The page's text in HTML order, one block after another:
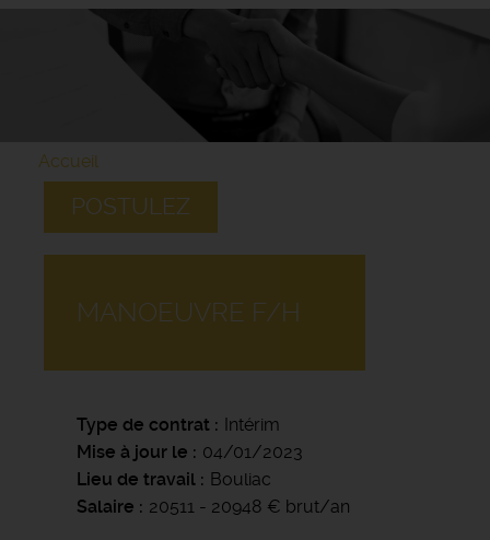
Accueil
POSTULEZ
MANOEUVRE F/H
Type de contrat
Intérim
Mise à jour le
04/01/2023
Lieu de travail
Bouliac
Salaire
20511 - 20948 € brut/an